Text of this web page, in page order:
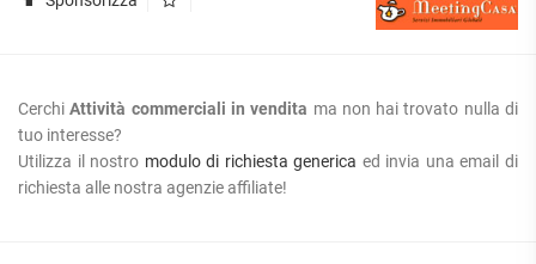
CerchiAttività commerciali in vendita ma non hai trovato nulla di
tuo interesse?
Utilizza il nostro modulo di richiesta generica ed invia una email di
richiesta alle nostra agenzie affiliate!